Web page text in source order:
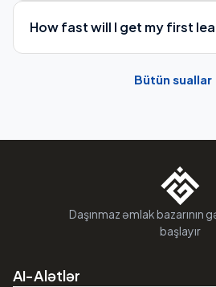
How fast will I get my first
Bütün suallar
Daşınmaz əmlak bazarının
başlayır
AI-Alətlər